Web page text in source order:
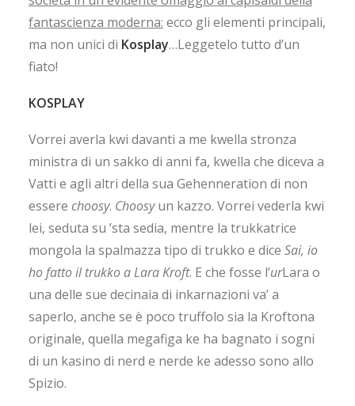
fantascienza moderna: ecco gli elementi principali,
ma non unici di Kosplay…Leggetelo tutto d’un
fiato!
KOSPLAY
Vorrei averla kwi davanti a me kwella stronza
ministra di un sakko di anni fa, kwella che diceva a
Vatti e agli altri della sua Gehenneration di non
essere choosy. Choosyun kazzo. Vorrei vederla kwi
lei, seduta su ’sta sedia, mentre la trukkatrice
mongola la spalmazza tipo di trukko e dice Sai, io
ho fatto il trukko a Lara Kroft. E che fosse l’urLara o
una delle sue decinaia di inkarnazioni va’ a
saperlo, anche se è poco truffolo sia la Kroftona
originale, quella megafiga ke ha bagnato i sogni
di un kasino di nerd e nerde ke adesso sono allo
Spizio.